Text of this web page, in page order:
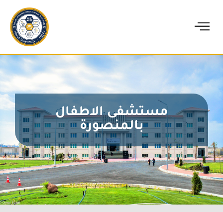
مستشفى الاطفال
بالمنصورة